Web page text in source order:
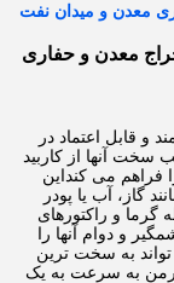
معدن و میدان نفت
معدن و حفاری
و قابل اعتماد در
سخت آنها از کاربید
فراهم می کنداین
گاز، آب یا پودر
گرما و راکتورهای
و دوام آنها را
به سخت ترین
به سرعت به یک